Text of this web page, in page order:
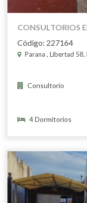
CONSULTORIOS
Código: 227164
Parana , Libertad 58,
Consultorio
4 Dormitorios